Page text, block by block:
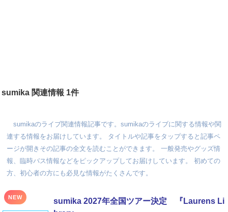
sumika 関連情報 1件
sumikaのライブ関連情報記事です。sumikaのライブに関する情報や関
連する情報をお届けしています。 タイトルや記事をタップすると記事ペ
ージが開きその記事の全文を読むことができます。 一般発売やグッズ情
報、臨時バス情報などをピックアップしてお届けしています。 初めての
方、初心者の方にも必見な情報がたくさんです。
NEW
sumika 2027年全国ツアー決定 『Laurens Li